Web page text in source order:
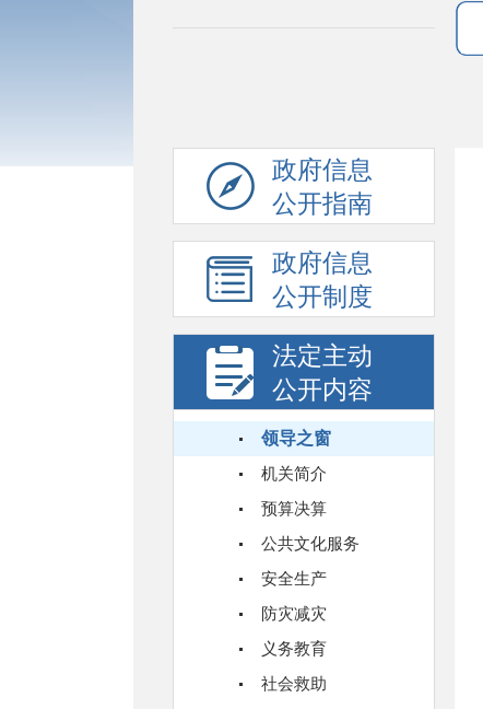
政府信息
公开指南
政府信息
公开制度
法定主动
公开内容
领导之窗
机关简介
预算决算
公共文化服务
安全生产
防灾减灾
义务教育
社会救助